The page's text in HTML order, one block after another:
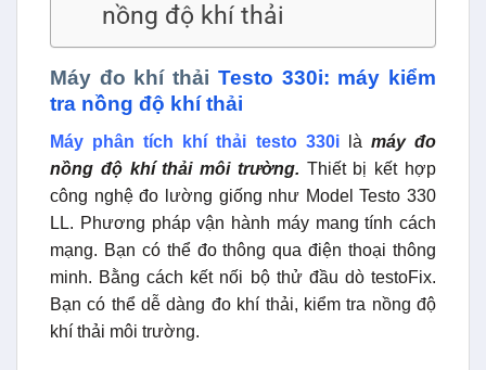
nồng độ khí thải
Máy đo khí thải Testo 330i: máy kiểm
tra nồng độ khí thải
Máy phân tích khí thải testo 330i là máy đo
nồng độ khí thải môi trường. Thiết bị kết hợp
công nghệ đo lường giống như Model Testo 330
LL. Phương pháp vận hành máy mang tính cách
mạng. Bạn có thể đo thông qua điện thoại thông
minh. Bằng cách kết nối bộ thử đầu dò testoFix.
Bạn có thể dễ dàng đo khí thải, kiểm tra nồng độ
khí thải môi trường.